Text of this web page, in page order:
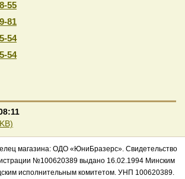
55
81
54
54
магазина: ОДО «ЮниБразерс». Свидетельство
№100620389 выдано 16.02.1994 Минским
исполнительным комитетом. УНП 100620389.